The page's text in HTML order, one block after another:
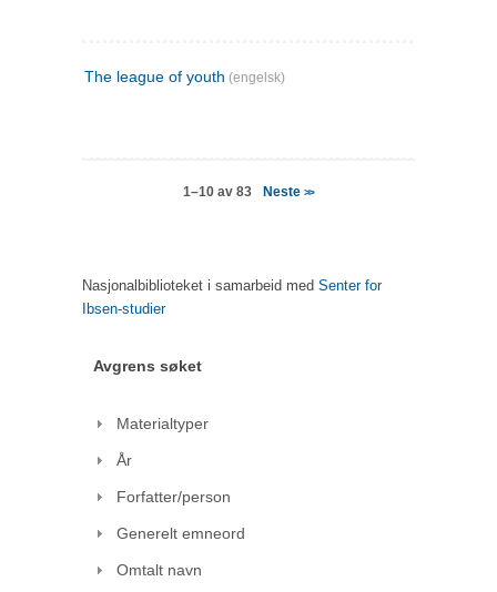
The league of youth (engelsk)
1–10 av 83 Neste>>
Nasjonalbiblioteket i samarbeid med Senter for
Ibsen-studier
Avgrens søket
Materialtyper
År
Forfatter/person
Generelt emneord
Omtalt navn